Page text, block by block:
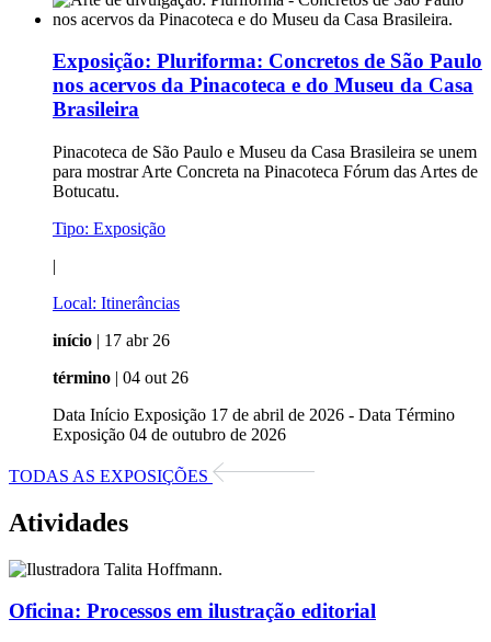
Exposição: Pluriforma: Concretos de São Paulo
nos acervos da Pinacoteca e do Museu da Casa
Brasileira
Pinacoteca de São Paulo e Museu da Casa Brasileira se unem
para mostrar Arte Concreta na Pinacoteca Fórum das Artes de
Botucatu.
Tipo: Exposição
|
Local: Itinerâncias
início | 17 abr 26
término | 04 out 26
Data Início Exposição 17 de abril de 2026 - Data Término
Exposição 04 de outubro de 2026
TODAS AS EXPOSIÇÕES
Atividades
Oficina: Processos em ilustração editorial